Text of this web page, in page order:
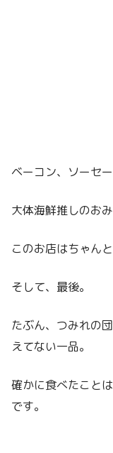
ベーコン、ソーセ
大体海鮮推しのお
このお店はちゃん
そして、最後。
たぶん、つみれの
えてない一品。
確かに食べたこと
です。